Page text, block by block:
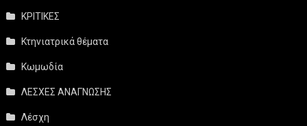
ΚΡΙΤΙΚΕΣ
Κτηνιατρικά θέματα
Κωμωδία
ΛΕΣΧΕΣ ΑΝΑΓΝΩΣΗΣ
Λέσχη